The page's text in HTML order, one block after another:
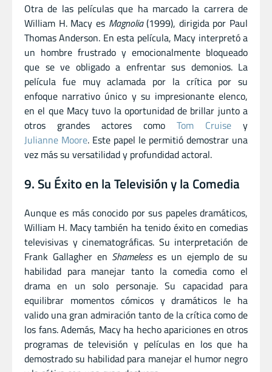
Otra de las películas que ha marcado la carrera de
William H. Macy es Magnolia(1999), dirigida por Paul
Thomas Anderson. En esta película, Macy interpretó a
un hombre frustrado y emocionalmente bloqueado
que se ve obligado a enfrentar sus demonios. La
película fue muy aclamada por la crítica por su
enfoque narrativo único y su impresionante elenco,
en el que Macy tuvo la oportunidad de brillar junto a
otros grandes actores como Tom Cruise y
Julianne Moore. Este papel le permitió demostrar una
vez más su versatilidad y profundidad actoral.
9. Su Éxito en la Televisión y la Comedia
Aunque es más conocido por sus papeles dramáticos,
William H. Macy también ha tenido éxito en comedias
televisivas y cinematográficas. Su interpretación de
Frank Gallagher en Shamelesses un ejemplo de su
habilidad para manejar tanto la comedia como el
drama en un solo personaje. Su capacidad para
equilibrar momentos cómicos y dramáticos le ha
valido una gran admiración tanto de la crítica como de
los fans. Además, Macy ha hecho apariciones en otros
programas de televisión y películas en los que ha
demostrado su habilidad para manejar el humor negro